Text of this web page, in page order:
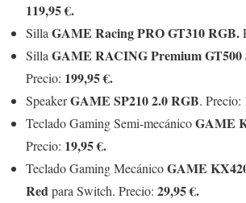
119,95 €.
SillaGAME Racing PRO GT310 RGB.
SillaGAME RACING Premium GT500
Precio: 199,95 €.
SpeakerGAME SP210 2.0 RGB. Precio:
Teclado Gaming Semi-mecánicoGAME
Precio: 19,95 €.
Teclado Gaming MecánicoGAME
Redpara Switch. Precio: 29,95 €.